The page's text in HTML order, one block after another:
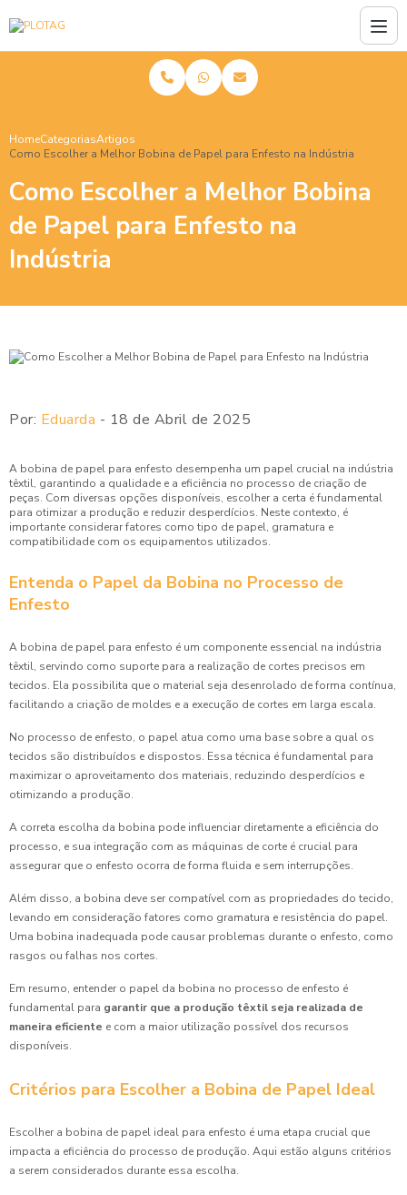
HomeCategoriasArtigos
Como Escolher a Melhor Bobina de Papel para Enfesto na Indústria
Como Escolher a Melhor Bobina
de Papel para Enfesto na
Indústria
Por: Eduarda - 18 de Abril de 2025
A bobina de papel para enfesto desempenha um papel crucial na indústria
têxtil, garantindo a qualidade e a eficiência no processo de criação de
peças. Com diversas opções disponíveis, escolher a certa é fundamental
para otimizar a produção e reduzir desperdícios. Neste contexto, é
importante considerar fatores como tipo de papel, gramatura e
compatibilidade com os equipamentos utilizados.
Entenda o Papel da Bobina no Processo de
Enfesto
A bobina de papel para enfesto é um componente essencial na indústria
têxtil, servindo como suporte para a realização de cortes precisos em
tecidos. Ela possibilita que o material seja desenrolado de forma contínua,
facilitando a criação de moldes e a execução de cortes em larga escala.
No processo de enfesto, o papel atua como uma base sobre a qual os
tecidos são distribuídos e dispostos. Essa técnica é fundamental para
maximizar o aproveitamento dos materiais, reduzindo desperdícios e
otimizando a produção.
A correta escolha da bobina pode influenciar diretamente a eficiência do
processo, e sua integração com as máquinas de corte é crucial para
assegurar que o enfesto ocorra de forma fluida e sem interrupções.
Além disso, a bobina deve ser compatível com as propriedades do tecido,
levando em consideração fatores como gramatura e resistência do papel.
Uma bobina inadequada pode causar problemas durante o enfesto, como
rasgos ou falhas nos cortes.
Em resumo, entender o papel da bobina no processo de enfesto é
fundamental para garantir que a produção têxtil seja realizada de
maneira eficiente e com a maior utilização possível dos recursos
disponíveis.
Critérios para Escolher a Bobina de Papel Ideal
Escolher a bobina de papel ideal para enfesto é uma etapa crucial que
impacta a eficiência do processo de produção. Aqui estão alguns critérios
a serem considerados durante essa escolha.